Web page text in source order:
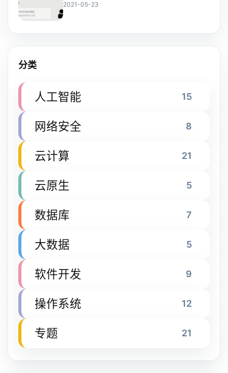
2021-05-23
分类
人工智能 15
网络安全 8
云计算 21
云原生 5
数据库 7
大数据 5
软件开发 9
操作系统 12
专题 21